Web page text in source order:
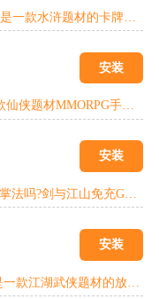
安装
昆仑墟GM买断工具是一款仙侠题材MMORPG手游，引人入胜的剧情动画和炫丽的技能特效，丰富多彩的任务系统，以及多姿多彩的游戏玩法，给你与众不同的体验。通过离线挂机，日常副本，限时活动获得高阶装备。
安装
安装